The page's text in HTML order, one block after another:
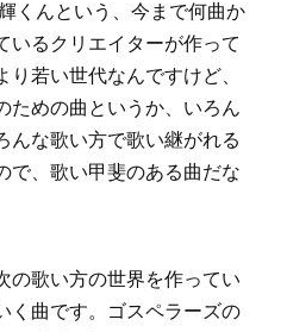
くんという、今まで何曲か
いるクリエイターが作って
り若い世代なんですけど、
ための曲というか、いろん
んな歌い方で歌い継がれる
で、歌い甲斐のある曲だな
歌い方の世界を作ってい
く曲です。ゴスペラーズの